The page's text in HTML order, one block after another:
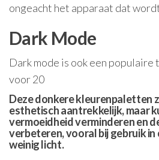
ongeacht het apparaat dat
Dark Mode
Dark mode is ook een
voor 20
Deze donkere kleurenpaletten
esthetisch aantrekkelijk, maar
vermoeidheid verminderen en
verbeteren, vooral bij gebruik in
weinig licht.